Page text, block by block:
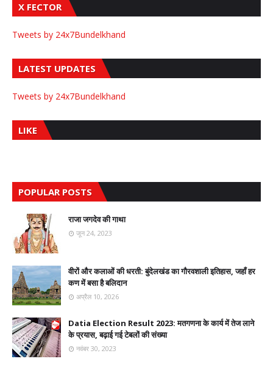
X FECTOR
Tweets by 24x7Bundelkhand
LATEST UPDATES
Tweets by 24x7Bundelkhand
LIKE
POPULAR POSTS
राजा जगदेव की गाथा
जून 24, 2023
वीरों और कलाओं की धरती: बुंदेलखंड का गौरवशाली इतिहास, जहाँ हर
कण में बसा है बलिदान
अप्रैल 10, 2026
Datia Election Result 2023: मतगणना के कार्य में तेज लाने
के प्रयास, बढ़ाई गई टेबलों की संख्या
नवंबर 30, 2023